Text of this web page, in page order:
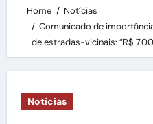
Home
Notícias
Comunicado de
de estradas-vicinais: “R$
Notícias